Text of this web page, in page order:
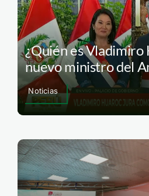
¿Quién es Vladimiro
nuevo ministro del
Noticias